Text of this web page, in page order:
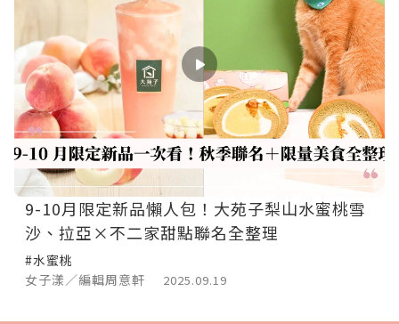
9-10月限定新品懶人包！大苑子梨山水蜜桃雪
沙、拉亞×不二家甜點聯名全整理
#水蜜桃
女子漾／編輯周意軒
2025.09.19